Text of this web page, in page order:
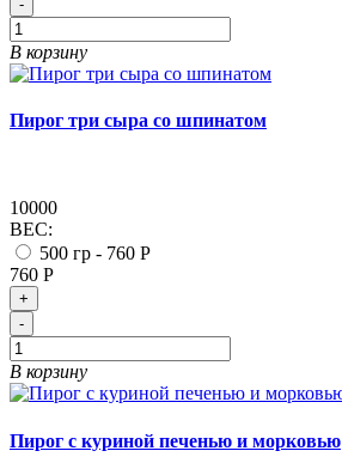
-
В корзину
Пирог три сыра со шпинатом
10000
ВЕС:
500 гр - 760 Р
760 Р
+
-
В корзину
Пирог с куриной печенью и морковью